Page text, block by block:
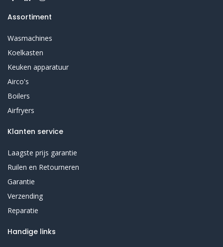
Assortiment
Wasmachines
Koelkasten
Keuken apparatuur
Airco's
Boilers
Airfryers
Klanten service
Laagste prijs garantie
Ruilen en Retourneren
Garantie
Verzending
Reparatie
Handige links